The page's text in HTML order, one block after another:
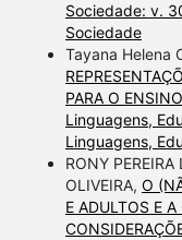
Sociedade: v.
Sociedade
Tayana Helena
PARA O
Linguagens,
Linguagens,
RONY
OLIVEIRA, O
E ADULTOS E